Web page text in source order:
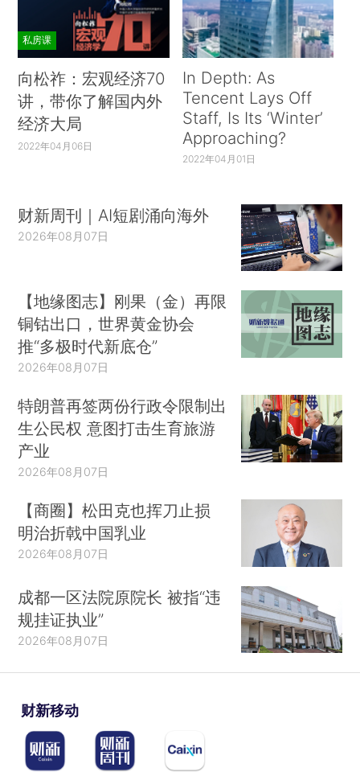
私房课
向松祚：宏观经济70
讲，带你了解国内外
经济大局
2022年04月06日
In Depth: As
Tencent Lays Off
Staff, Is Its ‘Winter’
Approaching?
2022年04月01日
财新周刊｜AI短剧涌向海外
2026年08月07日
【地缘图志】刚果（金）再限
铜钴出口，世界黄金协会
推“多极时代新底仓”
2026年08月07日
特朗普再签两份行政令限制出
生公民权 意图打击生育旅游
产业
2026年08月07日
【商圈】松田克也挥刀止损
明治折戟中国乳业
2026年08月07日
成都一区法院原院长 被指“违
规挂证执业”
2026年08月07日
财新移动